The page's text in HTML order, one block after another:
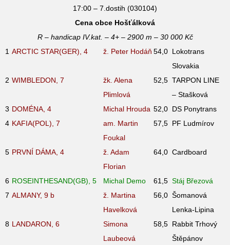
17:00 – 7.dostih (030104)
Cena obce Hošťálková
R – handicap IV.kat. – 4+ – 2900 m – 30 000 Kč
1 ARCTIC STAR(GER), 4 ž. Peter Hodáň 54,0 Lokotrans
Slovakia
2 WIMBLEDON, 7
žk. Alena
Plimlová
52,5 TARPON LINE
– Stašková
3 DOMÉNA, 4 Michal Hrouda 52,0 DS Ponytrans
4 KAFIA(POL), 7
am. Martin
Foukal
57,5 PF Ludmírov
5 PRVNÍ DÁMA, 4
ž. Adam
Florian
64,0 Cardboard
6 ROSEINTHESAND(GB), 5 Michal Demo 61,5 Stáj Březová
7 ALMANY, 9 b
ž. Martina
Havelková
56,0 Šomanová
Lenka-Lipina
8 LANDARON, 6
Simona
Laubeová
58,5 Rabbit Trhový
Štěpánov